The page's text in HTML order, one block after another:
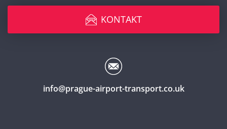
KONTAKT
info@prague-airport-transport.co.uk